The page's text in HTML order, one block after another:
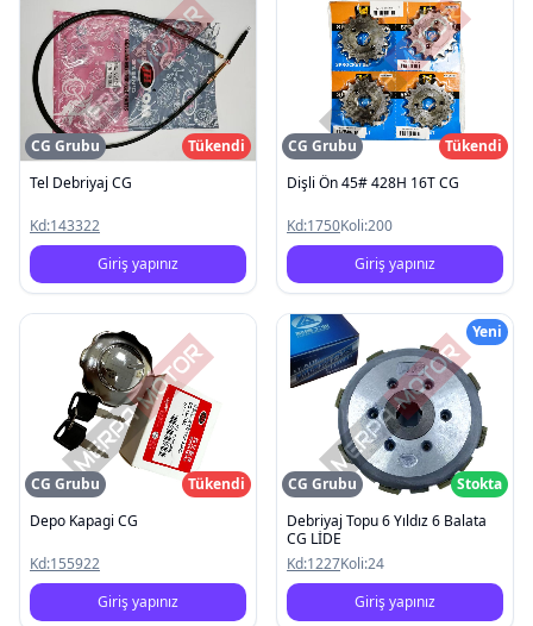
CG Grubu
Tükendi
Tel Debriyaj CG
Kd:143322
Giriş yapınız
CG Grubu
Tükendi
Dişli Ön 45# 428H 16T CG
Kd:1750Koli:200
Giriş yapınız
CG Grubu
Tükendi
Depo Kapagi CG
Kd:155922
Giriş yapınız
Yeni
CG Grubu
Stokta
Debriyaj Topu 6 Yıldız 6 Balata
CG LİDE
Kd:1227Koli:24
Giriş yapınız